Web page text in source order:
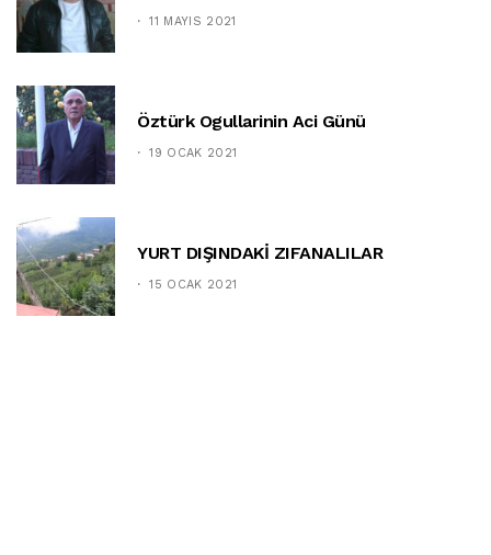
11 MAYIS 2021
Öztürk Ogullarinin Aci Günü
19 OCAK 2021
YURT DIŞINDAKİ ZIFANALILAR
15 OCAK 2021